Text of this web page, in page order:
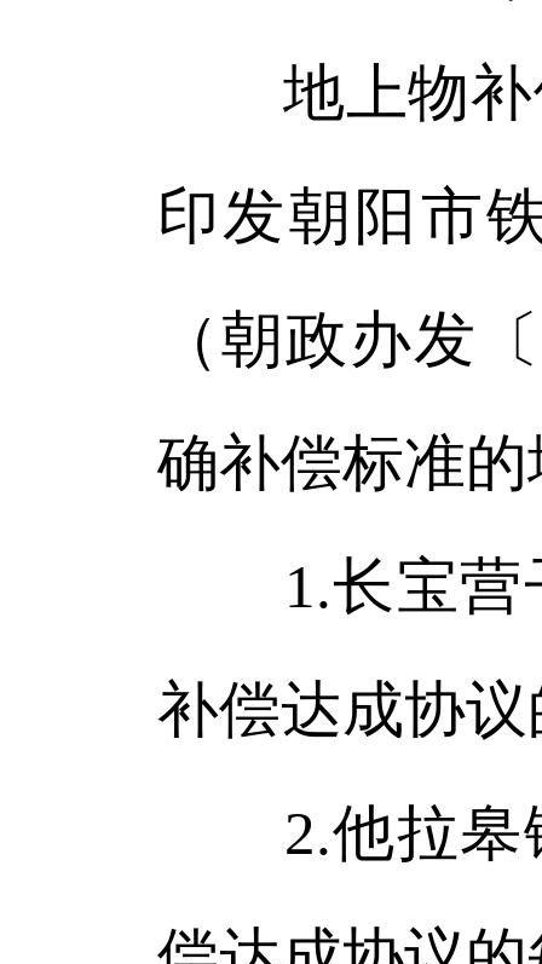
地上物补
印发朝阳市
（朝政办发
确补偿标准
1.长宝营子
补偿达成协
2.他拉皋镇